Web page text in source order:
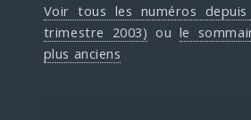
Voir tous les numéros
trimestre 2003) ou le
plus anciens